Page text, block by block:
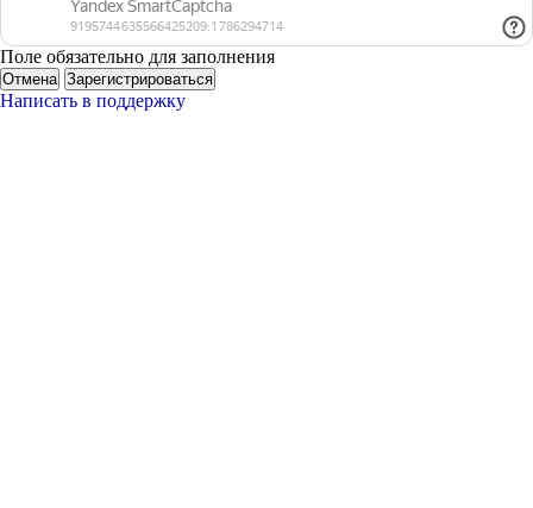
Поле обязательно для заполнения
Отмена Зарегистрироваться
Написать в поддержку